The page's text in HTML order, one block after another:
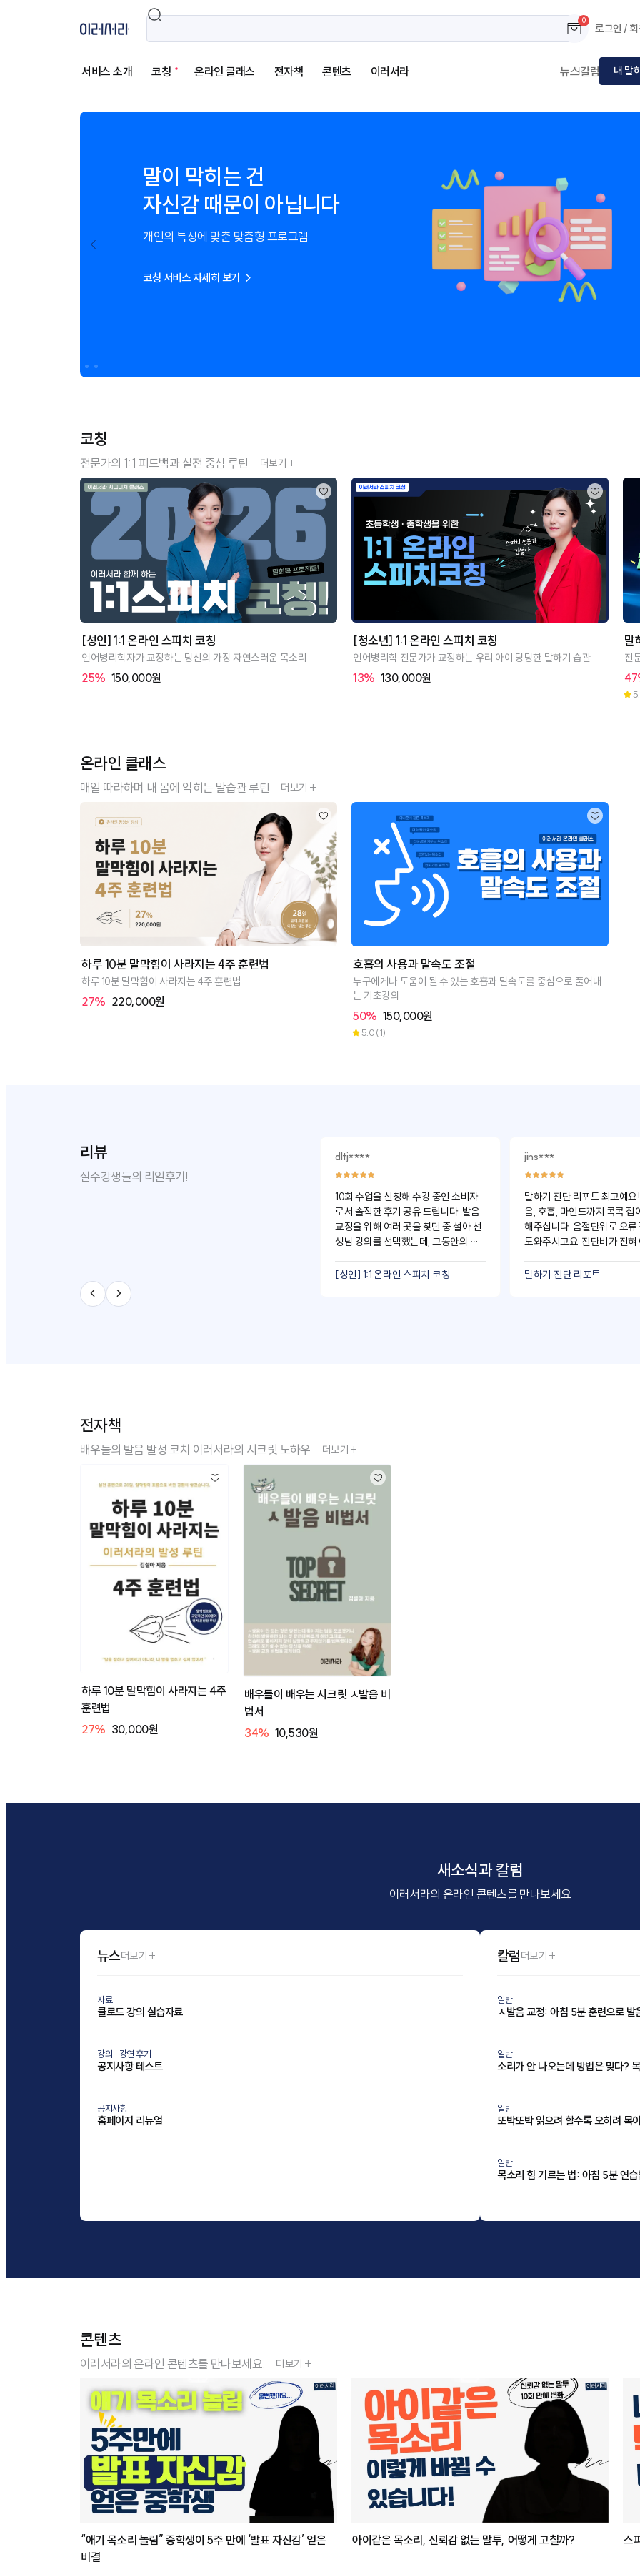
0
로그인 /
서비스 소개 코칭 온라인 클래스 전자책 콘텐츠 이러서라 뉴스칼럼 내 말
말이 막히는 건
자신감 때문이 아닙니다
개인의 특성에 맞춘 맞춤형 프로그램
코칭 서비스 자세히 보기 >
코칭
전문가의 1:1 피드백과 실전 중심 루틴 더보기 +
[성인] 1:1 온라인 스피치 코칭
언어병리학자가 교정하는 당신의 가장 자연스러운 목소리
25% 150,000원
[청소년] 1:1 온라인 스피치 코칭
언어병리학 전문가가 교정하는 우리 아이 당당한 말하기 습관
13% 130,000원
말
전
온라인 클래스
매일 따라하며 내 몸에 익히는 말습관 루틴 더보기 +
하루 10분 말막힘이 사라지는 4주 훈련법
하루 10분 말막힘이 사라지는 4주 훈련법
27% 220,000원
호흡의 사용과 말속도 조절
누구에게나 도움이 될 수 있는 호흡과 말속도를 중심으로 풀어내
는 기초강의
50% 150,000원
5.0(1)
리뷰
실수강생들의 리얼후기!
dltj****
10회 수업을 신청해 수강 중인 소비자
로서 솔직한 후기 공유 드립니다. 발음
교정을 위해 여러 곳을 찾던 중 설아 선
생님 강의를 선택했는데, 그동안의 고
다.
[성인] 1:1 온라인 스피치 코칭
jins***
말하기 진단 리포트 최고예요
음, 호흡, 마인드까지 콕콕 집
해주십니다. 음절단위로 오류
도와주시고요. 진단비가 전혀
요. 정말 감사합니다. 먼저는 피
말하기 진단 리포트
전자책
배우들의 발음 발성 코치 이러서라의 시크릿 노하우 더보기 +
하루 10분 말막힘이 사라지는 4주
훈련법
27% 30,000원
배우들이 배우는 시크릿 ㅅ발음 비
법서
34% 10,530원
새소식과 칼럼
이러서라의 온라인 콘텐츠를 만나보세요
뉴스더보기 +
자료
클로드 강의 실습자료
강의 · 강연 후기
공지사항 테스트
공지사항
홈페이지 리뉴얼
칼럼더보기 +
일반
ㅅ발음 교정: 아침 5분 훈련으로
일반
소리가 안 나오는데 방법은 맞다?
일반
또박또박 읽으려 할수록 오히려 목
일반
목소리 힘 기르는 법: 아침 5분 연
콘텐츠
이러서라의 온라인 콘텐츠를 만나보세요. 더보기 +
“애기 목소리 놀림” 중학생이 5주 만에 ‘발표 자신감’ 얻은
비결
아이같은 목소리, 신뢰감 없는 말투, 어떻게 고칠까? 스